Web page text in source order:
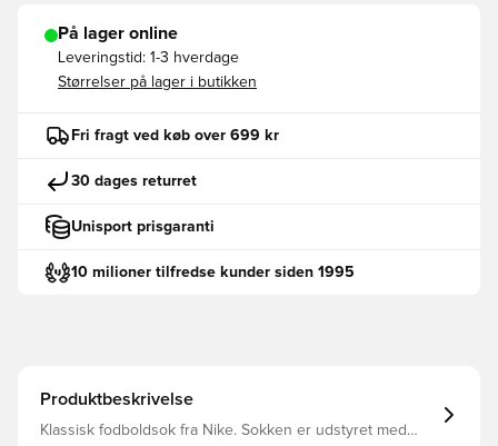
På lager online
Leveringstid: 1-3 hverdage
Størrelser på lager i butikken
Fri fragt ved køb over 699 kr
30 dages returret
Unisport prisgaranti
10 milioner tilfredse kunder siden 1995
Produktbeskrivelse
Klassisk fodboldsok fra Nike. Sokken er udstyret med